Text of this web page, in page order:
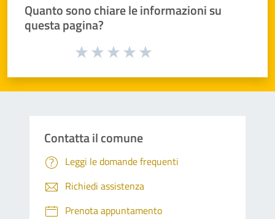
Quanto sono chiare le informazioni su
questa pagina?
Valuta da 1 a 5 stelle la pagina
Contatta il comune
Leggi le domande frequenti
Richiedi assistenza
Prenota appuntamento